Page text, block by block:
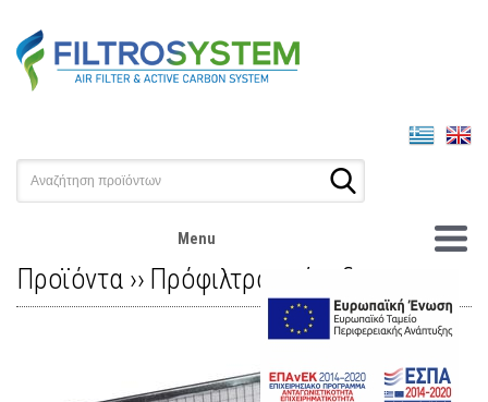
Menu
Προϊόντα ›› Πρόφιλτρα επίπεδα